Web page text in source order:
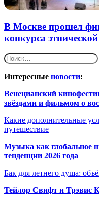
В Москве прошел
конкурса
Найти:
Интересные новости:
Венецианский
звёздами и фильмом о
Какие дополнительные
путешествие
Музыка как глобальное
тенденции 2026 года
Бак для летнего душа:
Тейлор Свифт и Трэвис